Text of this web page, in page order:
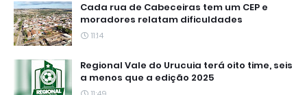
Cada rua de Cabeceiras tem um CEP e
moradores relatam dificuldades
11:14
Regional Vale do Urucuia terá oito time, seis
a menos que a edição 2025